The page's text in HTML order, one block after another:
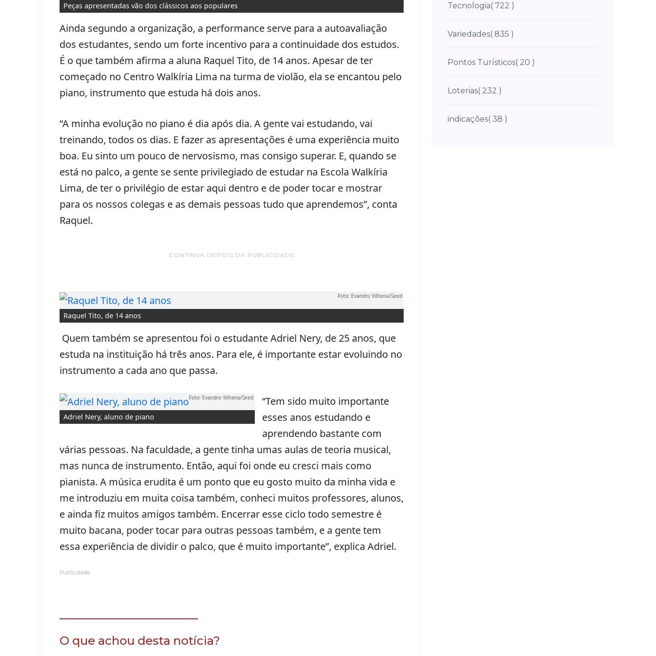
Peças apresentadas vão dos clássicos aos populares
Ainda segundo a organização, a performance serve para a autoavaliação
dos estudantes, sendo um forte incentivo para a continuidade dos estudos.
É o que também afirma a aluna Raquel Tito, de 14 anos. Apesar de ter
começado no Centro Walkíria Lima na turma de violão, ela se encantou pelo
piano, instrumento que estuda há dois anos.
“A minha evolução no piano é dia após dia. A gente vai estudando, vai
treinando, todos os dias. E fazer as apresentações é uma experiência muito
boa. Eu sinto um pouco de nervosismo, mas consigo superar. E, quando se
está no palco, a gente se sente privilegiado de estudar na Escola Walkíria
Lima, de ter o privilégio de estar aqui dentro e de poder tocar e mostrar
para os nossos colegas e as demais pessoas tudo que aprendemos”, conta
Raquel.
CONTINUA DEPOIS DA PUBLICIDADE
Raquel Tito, de 14 anos
Foto: Evandro Vilhena/Seed
Quem também se apresentou foi o estudante Adriel Nery, de 25 anos, que
estuda na instituição há três anos. Para ele, é importante estar evoluindo no
instrumento a cada ano que passa.
Adriel Nery, aluno de piano
Foto: Evandro Vilhena/Seed
“Tem sido muito importante
esses anos estudando e
aprendendo bastante com
várias pessoas. Na faculdade, a gente tinha umas aulas de teoria musical,
mas nunca de instrumento. Então, aqui foi onde eu cresci mais como
pianista. A música erudita é um ponto que eu gosto muito da minha vida e
me introduziu em muita coisa também, conheci muitos professores, alunos,
e ainda fiz muitos amigos também. Encerrar esse ciclo todo semestre é
muito bacana, poder tocar para outras pessoas também, e a gente tem
essa experiência de dividir o palco, que é muito importante”, explica Adriel.
Publicidade
O que achou desta notícia?
Tecnologia( 722 )
Variedades( 835 )
Pontos Turísticos( 20 )
Loterias( 232 )
indicações( 38 )